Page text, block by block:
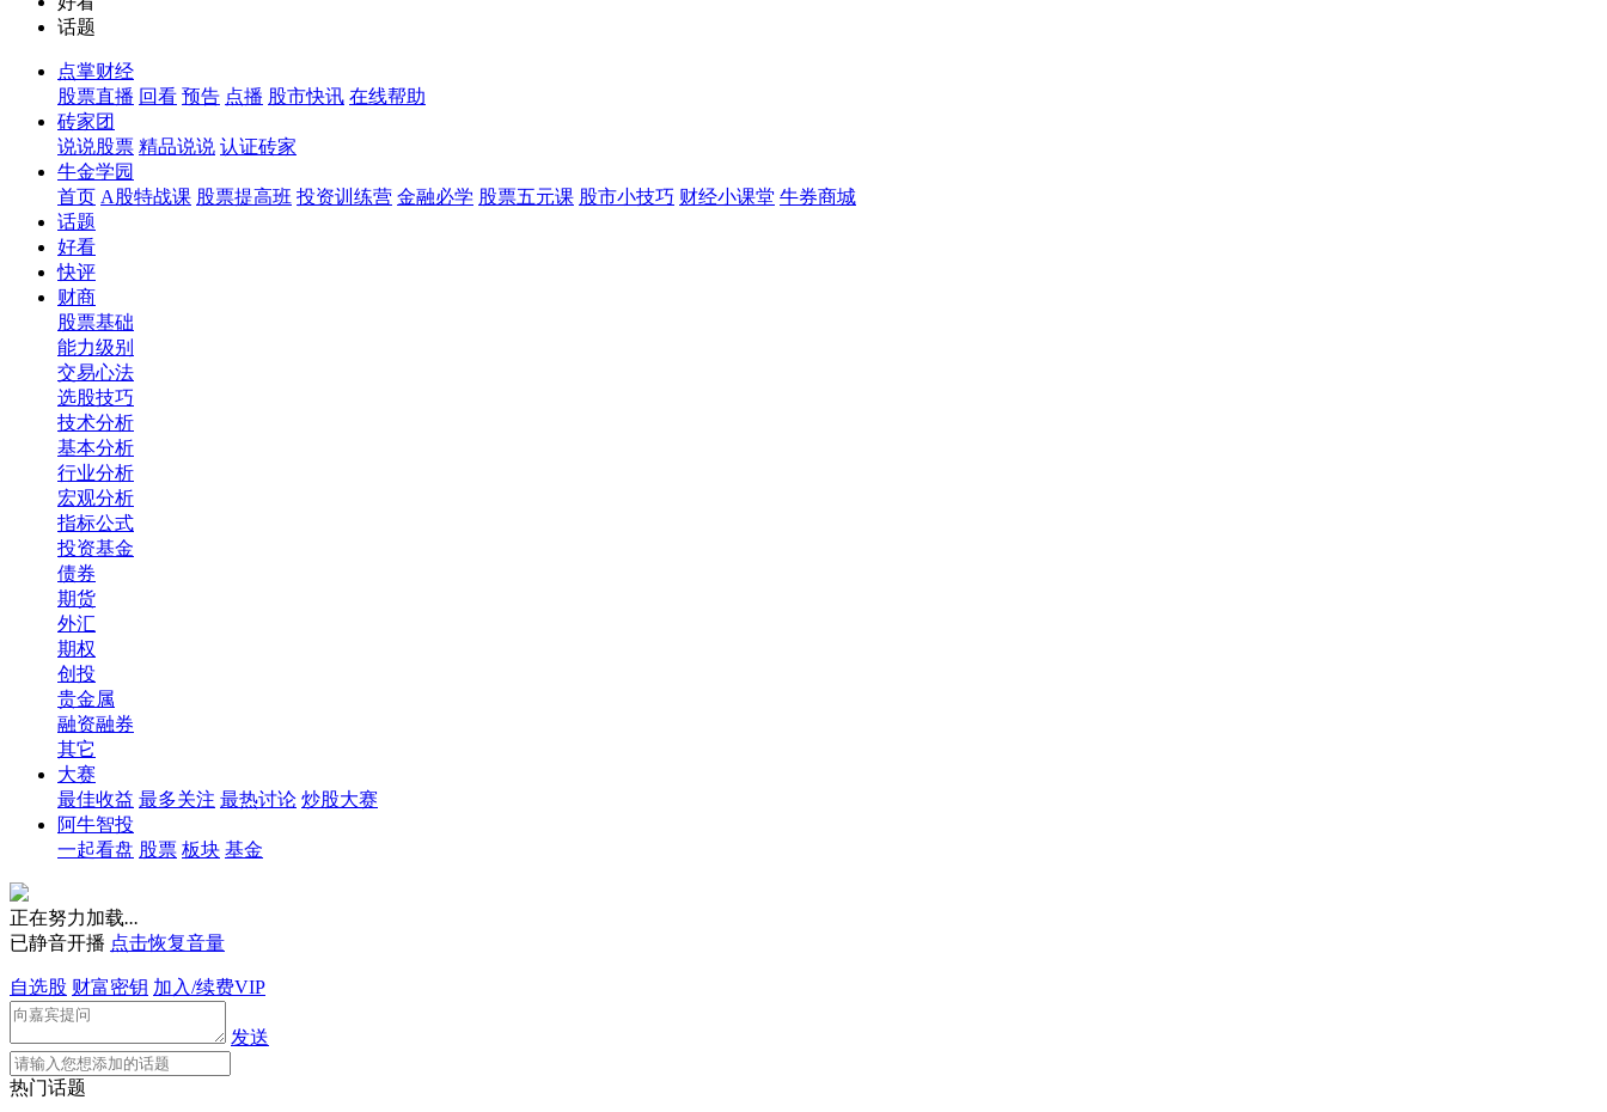
话题
点掌财经
股票直播 回看 预告 点播 股市快讯 在线帮助
砖家团
说说股票 精品说说 认证砖家
牛金学园
首页 A股特战课 股票提高班 投资训练营 金融必学 股票五元课 股市小技巧 财经小课堂 牛券商城
话题
好看
快评
财商
股票基础
能力级别
交易心法
选股技巧
技术分析
基本分析
行业分析
宏观分析
指标公式
投资基金
债券
期货
外汇
期权
创投
贵金属
融资融券
其它
大赛
最佳收益 最多关注 最热讨论 炒股大赛
阿牛智投
一起看盘 股票 板块 基金
正在努力加载...
已静音开播 点击恢复音量
自选股 财富密钥 加入/续费VIP
发送
热门话题